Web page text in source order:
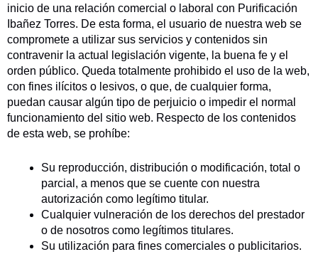
inicio de una relación comercial o laboral con Purificación
Ibañez Torres. De esta forma, el usuario de nuestra web se
compromete a utilizar sus servicios y contenidos sin
contravenir la actual legislación vigente, la buena fe y el
orden público. Queda totalmente prohibido el uso de la web,
con fines ilícitos o lesivos, o que, de cualquier forma,
puedan causar algún tipo de perjuicio o impedir el normal
funcionamiento del sitio web. Respecto de los contenidos
de esta web, se prohíbe:
Su reproducción, distribución o modificación, total o
parcial, a menos que se cuente con nuestra
autorización como legítimo titular.
Cualquier vulneración de los derechos del prestador
o de nosotros como legítimos titulares.
Su utilización para fines comerciales o publicitarios.